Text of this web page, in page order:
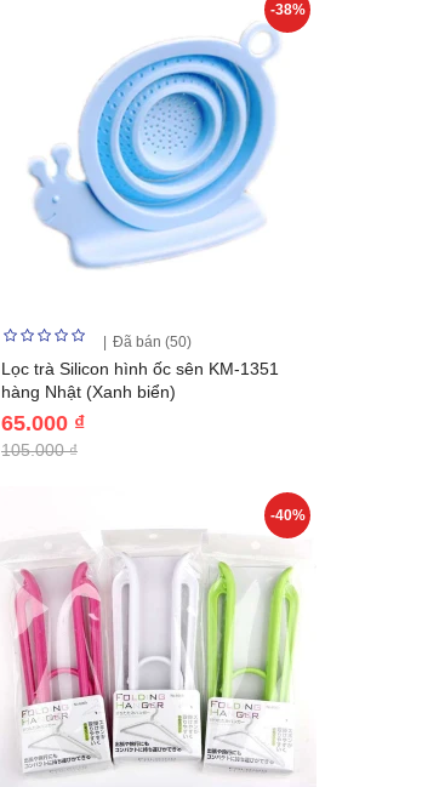
-38%
Đã bán (50)
Lọc trà Silicon hình ốc sên KM-1351
hàng Nhật (Xanh biển)
65.000 ₫
105.000 ₫
-40%